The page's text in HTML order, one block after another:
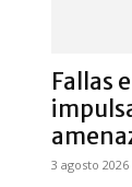
Fallas
3 agosto 2026